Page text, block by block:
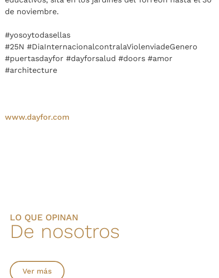
de noviembre.
#yosoytodasellas
#25N #DiaInternacionalcontralaViolenviadeGenero
#puertasdayfor #dayforsalud #doors #amor
#architecture
www.dayfor.com
LO QUE OPINAN
De nosotros
Ver más